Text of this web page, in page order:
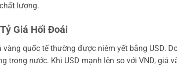
lượng.
Giá Hối Đoái
vàng quốc tế thường được niêm yết bằng USD.
trong nước. Khi USD mạnh lên so với VND, giá